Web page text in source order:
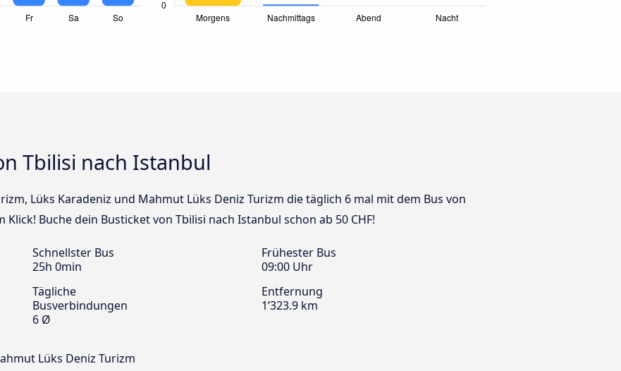
Tbilisi nach Istanbul
Lüks Karadeniz und Mahmut Lüks Deniz Turizm die täglich 6 mal mit dem Bus von
Buche dein Busticket von Tbilisi nach Istanbul schon ab 50 CHF!
Schnellster Bus
25h 0min
Frühester Bus
09:00 Uhr
Tägliche
Busverbindungen
6 Ø
Entfernung
1’323.9 km
Lüks Deniz Turizm